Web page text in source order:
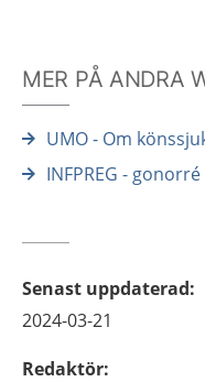
MER PÅ ANDRA
UMO - Om
INFPREG - gonorré
Senast uppdaterad:
2024-03-21
Redaktör: